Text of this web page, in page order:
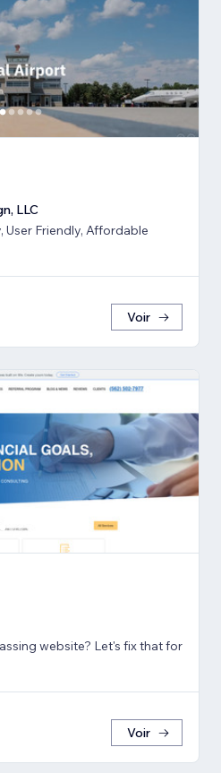
LLC
User Friendly, Affordable
Voir
Let's fix that for
Voir